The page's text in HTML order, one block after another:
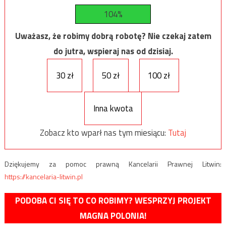
104%
Uważasz, że robimy dobrą robotę? Nie czekaj zatem
do jutra, wspieraj nas od dzisiaj.
30 zł
50 zł 100 zł
Inna kwota
Zobacz kto wparł nas tym miesiącu: Tutaj
Dziękujemy za pomoc prawną Kancelarii Prawnej Litwin:
https://kancelaria-litwin.pl
PODOBA CI SIĘ TO CO ROBIMY? WESPRZYJ PROJEKT
MAGNA POLONIA!